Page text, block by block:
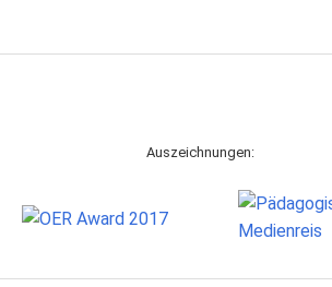
Auszeichnungen: